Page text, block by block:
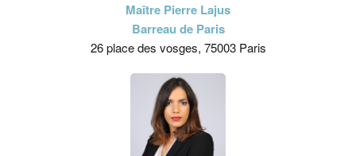
Maître Pierre Lajus
Barreau de Paris
26 place des vosges, 75003 Paris